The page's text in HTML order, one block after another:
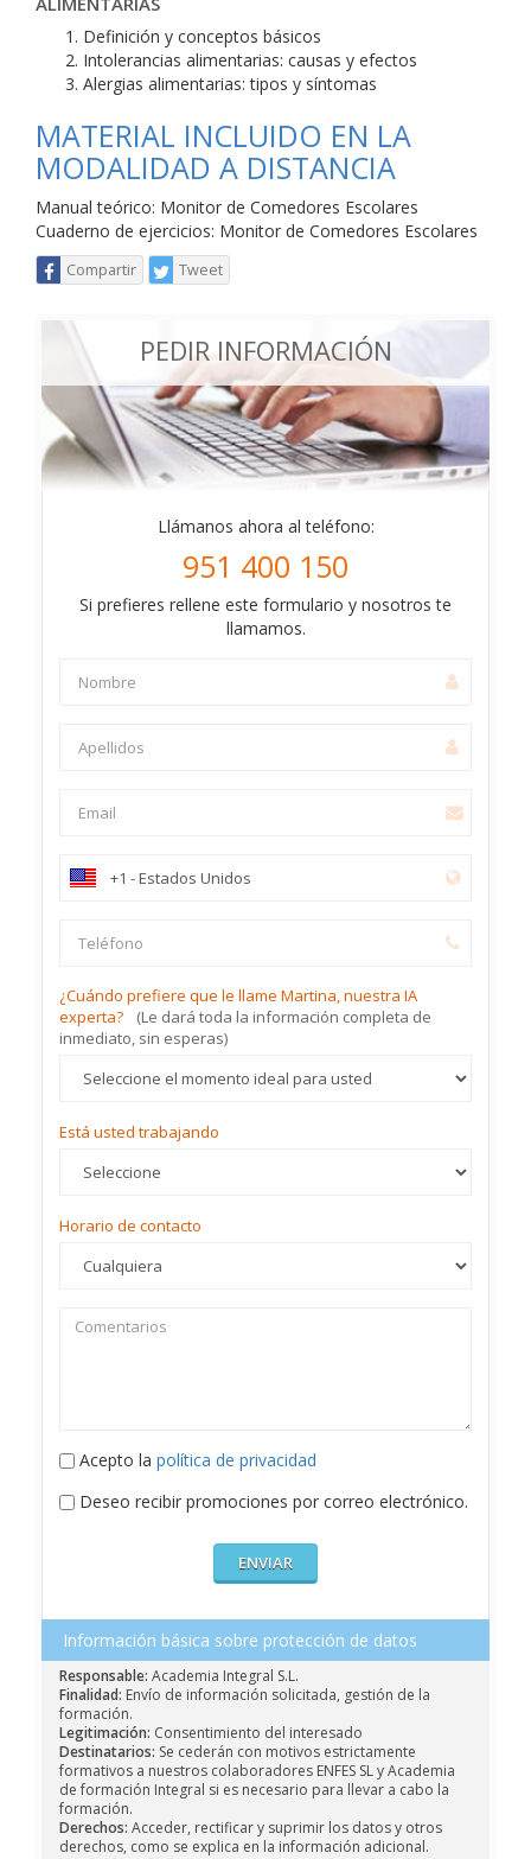
Definición y conceptos básicos
Intolerancias alimentarias: causas y efectos
Alergias alimentarias: tipos y síntomas
MATERIAL INCLUIDO EN LA
MODALIDAD A DISTANCIA
Manual teórico: Monitor de Comedores Escolares
Cuaderno de ejercicios: Monitor de Comedores Escolares
Compartir Tweet
PEDIR INFORMACIÓN
Llámanos ahora al teléfono:
951 400 150
Si prefieres rellene este formulario y nosotros te
llamamos.
¿Cuándo prefiere que le llame Martina, nuestra IA
experta?
(Le dará toda la información completa de
inmediato, sin esperas)
Está usted trabajando
Horario de contacto
Acepto la política de privacidad
Deseo recibir promociones por correo electrónico.
Información básica sobre protección de datos
Responsable: Academia Integral S.L.
Finalidad: Envío de información solicitada, gestión de la
formación.
Legitimación: Consentimiento del interesado
Destinatarios: Se cederán con motivos estrictamente
formativos a nuestros colaboradores ENFES SL y Academia
de formación Integral si es necesario para llevar a cabo la
formación.
Derechos: Acceder, rectificar y suprimir los datos y otros
derechos, como se explica en la información adicional.